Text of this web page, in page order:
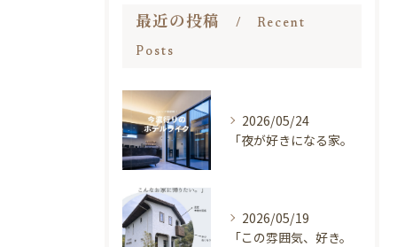
最近の投稿 Recent
Posts
2026/05/24
「夜が好きになる家。
2026/05/19
「この雰囲気、好き。